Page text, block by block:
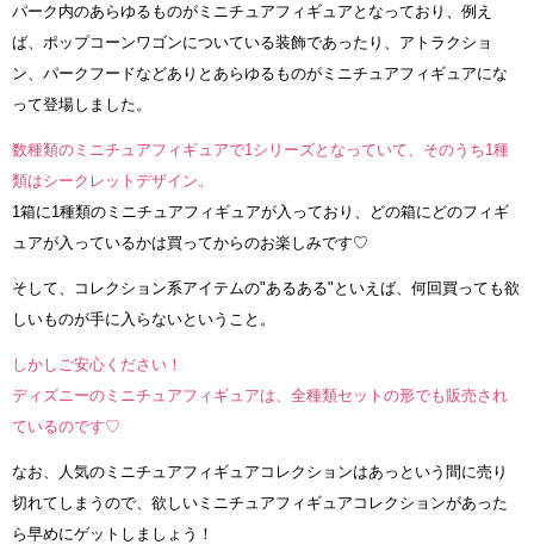
パーク内のあらゆるものがミニチュアフィギュアとなっており、例え
ば、ポップコーンワゴンについている装飾であったり、アトラクショ
ン、パークフードなどありとあらゆるものがミニチュアフィギュアにな
って登場しました。
数種類のミニチュアフィギュアで1シリーズとなっていて、そのうち1種
類はシークレットデザイン。
1箱に1種類のミニチュアフィギュアが入っており、どの箱にどのフィギ
ュアが入っているかは買ってからのお楽しみです♡
そして、コレクション系アイテムの"あるある"といえば、何回買っても欲
しいものが手に入らないということ。
しかしご安心ください！
ディズニーのミニチュアフィギュアは、全種類セットの形でも販売され
ているのです♡
なお、人気のミニチュアフィギュアコレクションはあっという間に売り
切れてしまうので、欲しいミニチュアフィギュアコレクションがあった
ら早めにゲットしましょう！